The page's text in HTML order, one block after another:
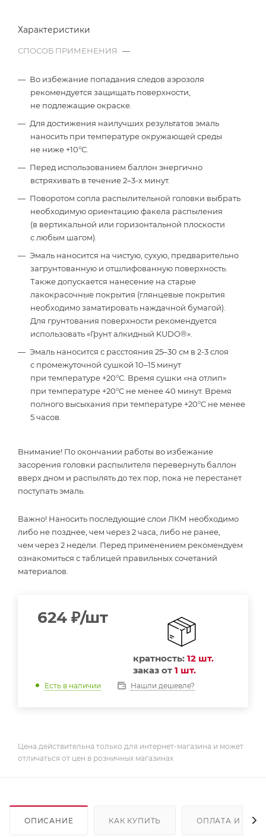
Характеристики
СПОСОБ ПРИМЕНЕНИЯ —
Во избежание попадания следов аэрозоля
рекомендуется защищать поверхности,
не подлежащие окраске.
Для достижения наилучших результатов эмаль
наносить при температуре окружающей среды
не ниже +10°С.
Перед использованием баллон энергично
встряхивать в течение 2–3-х минут.
Поворотом сопла распылительной головки выбрать
необходимую ориентацию факела распыления
(в вертикальной или горизонтальной плоскости
с любым шагом).
Эмаль наносится на чистую, сухую, предварительно
загрунтованную и отшлифованную поверхность.
Также допускается нанесение на старые
лакокрасочные покрытия (глянцевые покрытия
необходимо заматировать наждачной бумагой).
Для грунтования поверхности рекомендуется
использовать «Грунт алкидный KUDO®».
Эмаль наносится с расстояния 25–30 см в 2-3 слоя
с промежуточной сушкой 10–15 минут
при температуре +20°С. Время сушки «на отлип»
при температуре +20°С не менее 40 минут. Время
полного высыхания при температуре +20°С не менее
5 часов.
Внимание! По окончании работы во избежание
засорения головки распылителя перевернуть баллон
вверх дном и распылять до тех пор, пока не перестанет
поступать эмаль.
Важно! Наносить последующие слои ЛКМ необходимо
либо не позднее, чем через 2 часа, либо не ранее,
чем через 2 недели. Перед применением рекомендуем
ознакомиться с таблицей правильных сочетаний
материалов.
624 ₽/шт
кратность: 12 шт.
заказ от 1 шт.
Есть в наличии Нашли дешевле?
Цена действительна только для интернет-магазина и может
отличаться от цен в розничных магазинах
ОПИСАНИЕ КАК КУПИТЬ ОПЛАТА И